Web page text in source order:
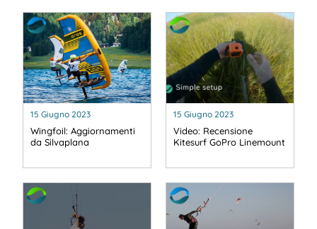
15 Giugno 2023
Wingfoil: Aggiornamenti
da Silvaplana
15 Giugno 2023
Video: Recensione
Kitesurf GoPro Linemount